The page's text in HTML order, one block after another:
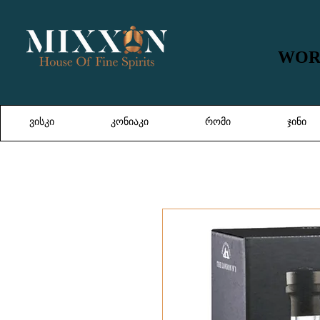
ვისკი კონიაკი რომი ჯინი